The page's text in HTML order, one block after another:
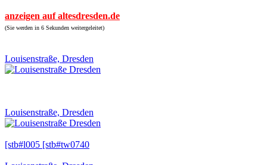
anzeigen auf altesdresden.de
(Sie werden in 6 Sekunden weitergeleitet)
Louisenstraße, Dresden
Louisenstraße, Dresden
[stb#l005 [stb#tw0740